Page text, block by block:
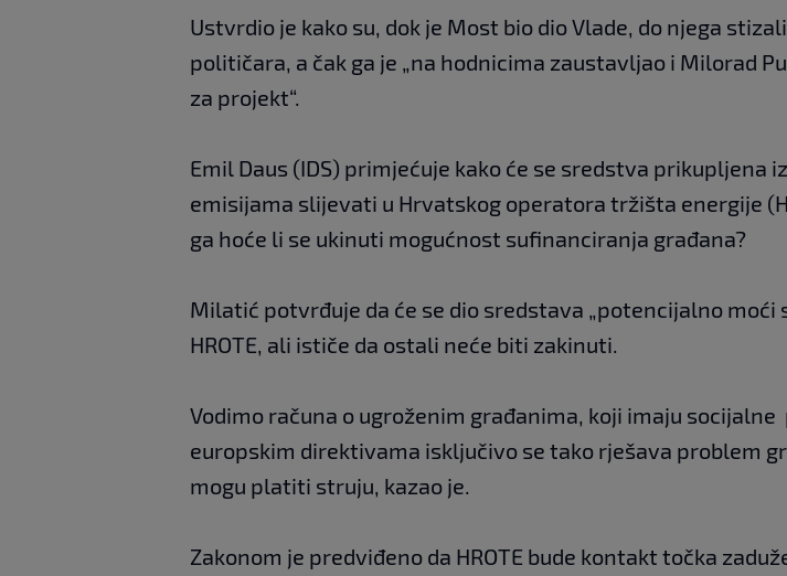
Ustvrdio je kako su, dok je Most bio dio Vlade, do njega
političara, a čak ga je „na hodnicima zaustavljao i Milorad
za projekt“.
Emil Daus (IDS) primjećuje kako će se sredstva prikupljena
emisijama slijevati u Hrvatskog operatora tržišta energije
ga hoće li se ukinuti mogućnost sufinanciranja građana?
Milatić potvrđuje da će se dio sredstava „potencijalno moći
HROTE, ali ističe da ostali neće biti zakinuti.
Vodimo računa o ugroženim građanima, koji imaju
europskim direktivama isključivo se tako rješava problem
mogu platiti struju, kazao je.
Zakonom je predviđeno da HROTE bude kontakt točka